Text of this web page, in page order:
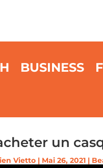
BUSINESS
un
Vietto | Mai 26, 2021 |